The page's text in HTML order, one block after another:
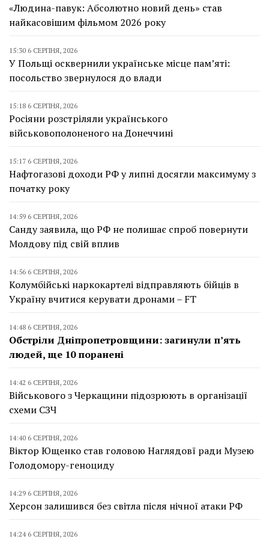
«Людина-павук: Абсолютно новий день» став
найкасовішим фільмом 2026 року
15:30 6 СЕРПНЯ, 2026
У Польщі осквернили українське місце пам’яті:
посольство звернулося до влади
15:18 6 СЕРПНЯ, 2026
Росіяни розстріляли українського
військовополоненого на Донеччині
15:17 6 СЕРПНЯ, 2026
Нафтогазові доходи РФ у липні досягли максимуму з
початку року
14:59 6 СЕРПНЯ, 2026
Санду заявила, що РФ не полишає спроб повернути
Молдову під свій вплив
14:56 6 СЕРПНЯ, 2026
Колумбійські наркокартелі відправляють бійців в
Україну вчитися керувати дронами – FT
14:48 6 СЕРПНЯ, 2026
Обстріли Дніпропетровщини: загинули п’ять
людей, ще 10 поранені
14:42 6 СЕРПНЯ, 2026
Військового з Черкащини підозрюють в організації
схеми СЗЧ
14:40 6 СЕРПНЯ, 2026
Віктор Ющенко став головою Наглядовї ради Музею
Голодомору-геноциду
14:29 6 СЕРПНЯ, 2026
Херсон залишився без світла після нічної атаки РФ
14:24 6 СЕРПНЯ, 2026